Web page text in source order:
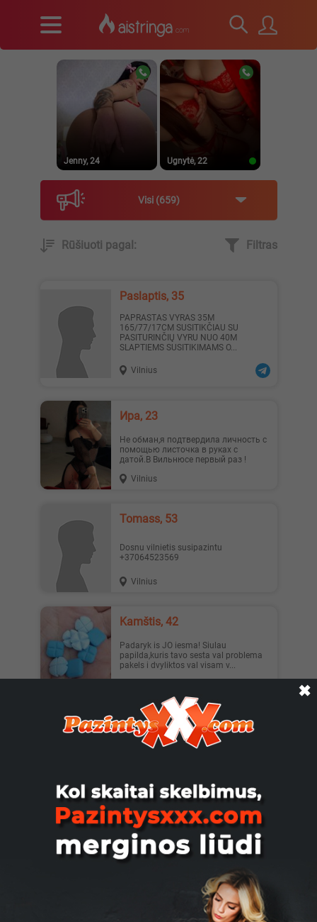
Jenny, 24 Ugnytė, 22
Visi 659
Rūšiuoti pagal: Filtras
Paslaptis, 35
PAPRASTAS VYRAS 35M
165/77/17CM SUSITIKČIAU SU
PASITURINČIŲ VYRU NUO 40M
SLAPTIEMS SUSITIKIMAMS O...
Vilnius
Ира, 23
Не обман,я подтвердила личность с
помощью листочка в руках с
датой.В Вильнюсе первый раз !
Vilnius
Tomass, 53
Dosnu vilnietis susipazintu
+37064523569
Vilnius
kamštis, 42
Padaryk is JO iesma! Siulau
papilda,kuris tavo sesta val problema
pakels i dvyliktos val visam v...
Palaptinkumas, 34
Vilnius
Kysaxxx, 30
Slaptas oralinis Tau Norėtai viso kūno
masažo? Ir su laiminga pabaiga? Vieta
✖